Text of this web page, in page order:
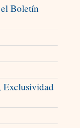
Boletín
Exclusividad